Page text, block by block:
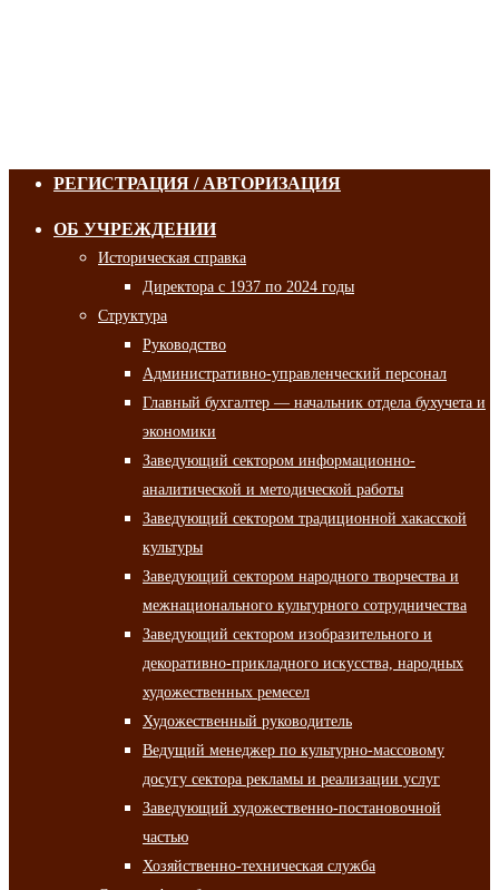
РЕГИСТРАЦИЯ / АВТОРИЗАЦИЯ
ОБ УЧРЕЖДЕНИИ
Историческая справка
Директора с 1937 по 2024 годы
Структура
Руководство
Административно-управленческий персонал
Главный бухгалтер — начальник отдела бухучета и
экономики
Заведующий сектором информационно-
аналитической и методической работы
Заведующий сектором традиционной хакасской
культуры
Заведующий сектором народного творчества и
межнационального культурного сотрудничества
Заведующий сектором изобразительного и
декоративно-прикладного искусства, народных
художественных ремесел
Художественный руководитель
Ведущий менеджер по культурно-массовому
досугу сектора рекламы и реализации услуг
Заведующий художественно-постановочной
частью
Хозяйственно-техническая служба